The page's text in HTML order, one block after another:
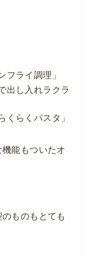
フライ調理」
出し入れラクラ
くらくパスタ」
能もついたオ
ものもとても